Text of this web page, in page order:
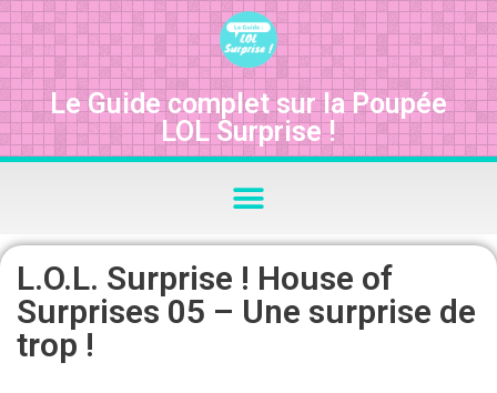
Le Guide complet sur la Poupée
LOL Surprise !
L.O.L. Surprise ! House of
Surprises 05 – Une surprise de
trop !